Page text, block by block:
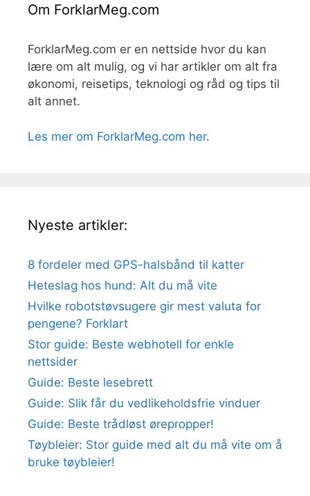
Om ForklarMeg.com
ForklarMeg.com er en nettside hvor du kan
lære om alt mulig, og vi har artikler om alt fra
økonomi, reisetips, teknologi og råd og tips til
alt annet.
Les mer om ForklarMeg.com her.
Nyeste artikler:
8 fordeler med GPS-halsbånd til katter
Heteslag hos hund: Alt du må vite
Hvilke robotstøvsugere gir mest valuta for
pengene? Forklart
Stor guide: Beste webhotell for enkle
nettsider
Guide: Beste lesebrett
Guide: Slik får du vedlikeholdsfrie vinduer
Guide: Beste trådløst ørepropper!
Tøybleier: Stor guide med alt du må vite om å
bruke tøybleier!